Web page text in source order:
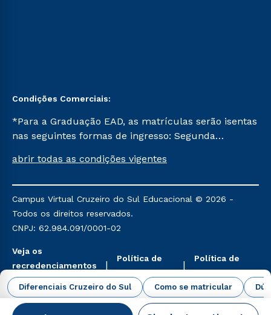
Diferenciais Cruzeiro do Sul Como se matricular
Condições Comerciais:
*Para a Graduação EAD, as matrículas serão isentas
nas seguintes formas de ingresso: Segunda
Já para as demais, a taxa de matrícula será de R$
mencionadas são referentes aos cursos: Ensino
Religioso, Geografia para a Docência e Metodologia
do Ensino de História: Questões Atuais.
abrir todas as condições vigentes
Campus Virtual Cruzeiro do Sul Educacional © 2026 -
Todos os direitos reservados.
CNPJ: 62.984.091/0001-02
Veja os
recredenciamentos
aqui
Política de
Privacidade
Política de
Cookies